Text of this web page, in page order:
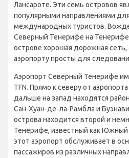
Лансароте. Эти семь островов
популярными направлениями
международных туристов.
Северный Тенерифе на Тенерифе
острове хорошая дорожная сеть,
аэропорту просты для
Аэропорт Северный Тенерифе
TFN. Прямо к северу от
дальше на запад находятся
Сан-Хуан-де-ла-Рамбла и
острова находится второй и
Тенерифе, известный как Южный
этот аэропорт обслуживает в
пассажиров из различных